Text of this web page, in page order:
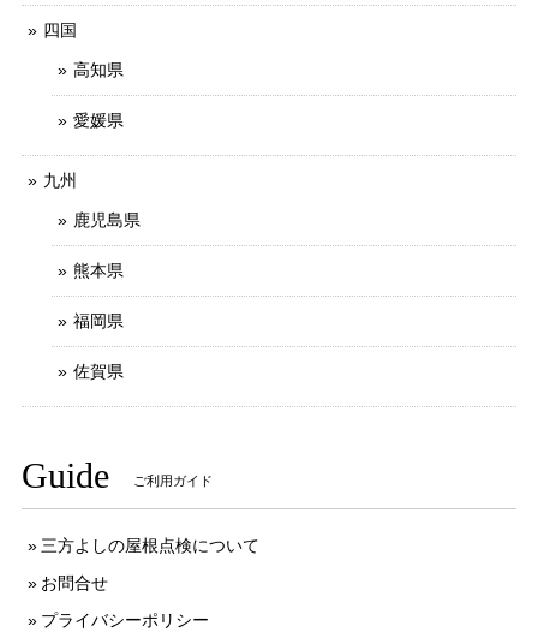
四国
高知県
愛媛県
九州
鹿児島県
熊本県
福岡県
佐賀県
Guide ご利用ガイド
三方よしの屋根点検について
お問合せ
プライバシーポリシー